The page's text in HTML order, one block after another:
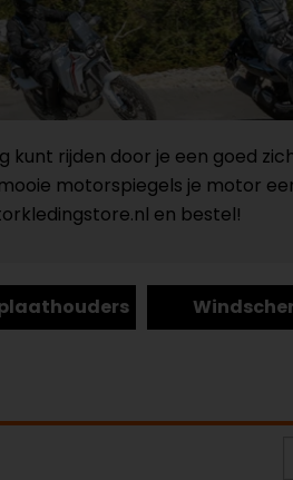
kunt rijden door je een goed
motorspiegels je motor
en bestel!